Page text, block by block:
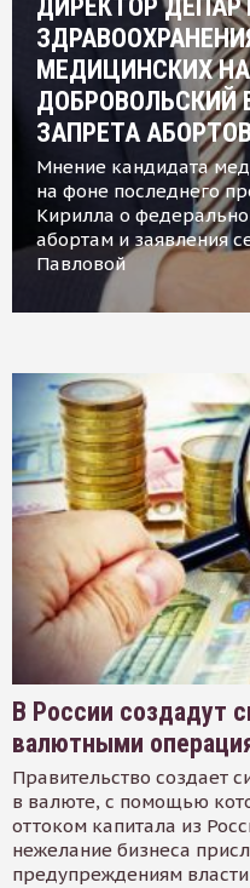
ДИРЕКТОР
МЕДИЦИНСКИХ
ДОБРОВОЛЬСКИЙ
ЗАПРЕТА АБОРТОВ
Мнение кандидата
на фоне последнего
Кирилла о
абортам и заявления
Павловой
В России создадут
валютными
Правительство создает
в валюте, с помощью
оттоком капитала из
нежелание бизнеса
предупреждениям власти